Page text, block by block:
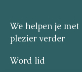
We helpen je met
plezier verder
Word lid